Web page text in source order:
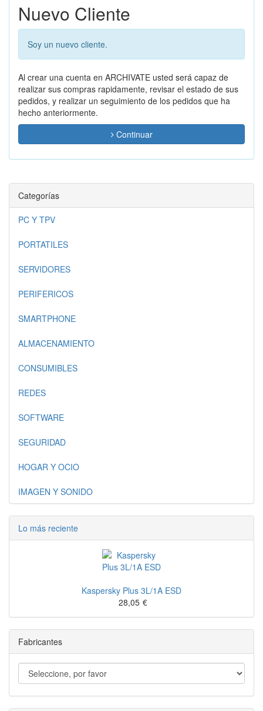
Nuevo Cliente
Soy un nuevo cliente.
Al crear una cuenta en ARCHIVATE usted será capaz de
realizar sus compras rapidamente, revisar el estado de sus
pedidos, y realizar un seguimiento de los pedidos que ha
hecho anteriormente.
Continuar
Categorías
PC Y TPV
PORTATILES
SERVIDORES
PERIFERICOS
SMARTPHONE
ALMACENAMIENTO
CONSUMIBLES
REDES
SOFTWARE
SEGURIDAD
HOGAR Y OCIO
IMAGEN Y SONIDO
Lo más reciente
Kaspersky Plus 3L/1A ESD
28,05 €
Fabricantes